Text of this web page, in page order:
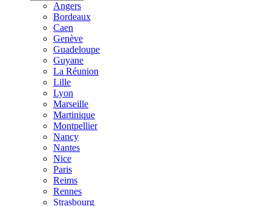
Angers
Bordeaux
Caen
Genève
Guadeloupe
Guyane
La Réunion
Lille
Lyon
Marseille
Martinique
Montpellier
Nancy
Nantes
Nice
Paris
Reims
Rennes
Strasbourg